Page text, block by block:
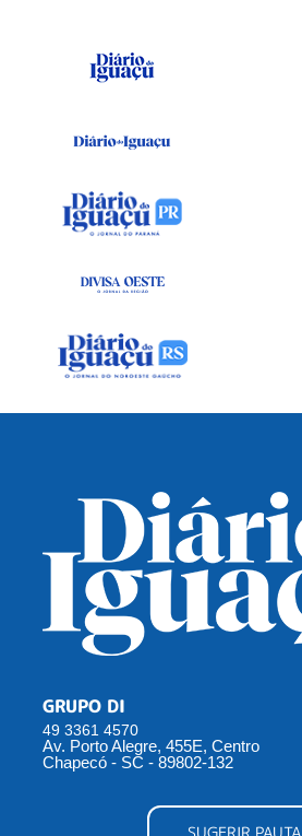
GRUPO DI
49 3361 4570
Av. Porto Alegre, 455E, Centro
Chapecó - SC - 89802-132